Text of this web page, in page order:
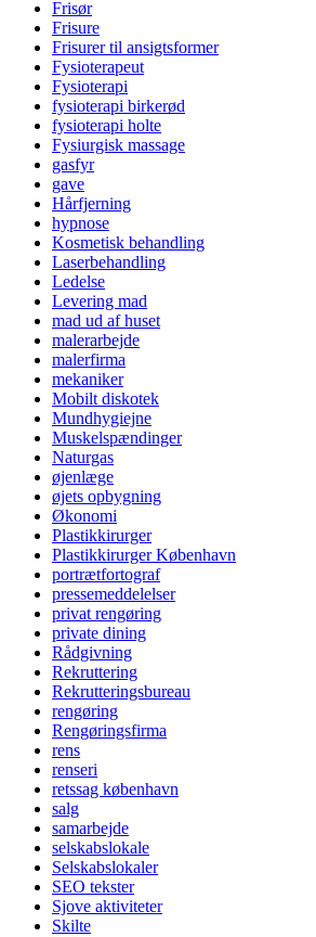
Frisør
Frisure
Frisurer til ansigtsformer
Fysioterapeut
Fysioterapi
fysioterapi birkerød
fysioterapi holte
Fysiurgisk massage
gasfyr
gave
Hårfjerning
hypnose
Kosmetisk behandling
Laserbehandling
Ledelse
Levering mad
mad ud af huset
malerarbejde
malerfirma
mekaniker
Mobilt diskotek
Mundhygiejne
Muskelspændinger
Naturgas
øjenlæge
øjets opbygning
Økonomi
Plastikkirurger
Plastikkirurger København
portrætfortograf
pressemeddelelser
privat rengøring
private dining
Rådgivning
Rekruttering
Rekrutteringsbureau
rengøring
Rengøringsfirma
rens
renseri
retssag københavn
salg
samarbejde
selskabslokale
Selskabslokaler
SEO tekster
Sjove aktiviteter
Skilte